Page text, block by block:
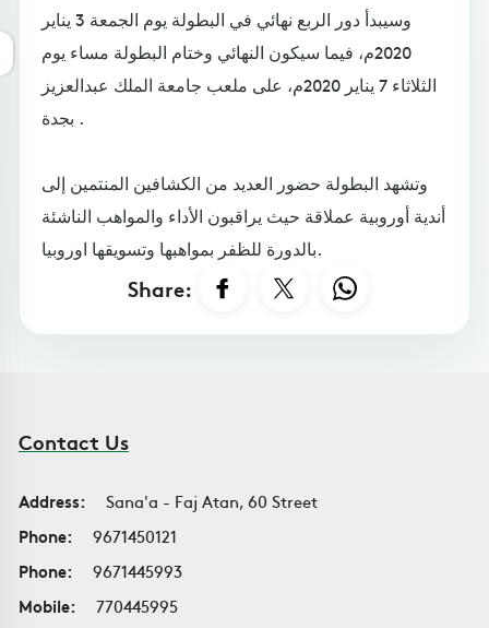
وسيبدأ دور الربع نهائي في البطولة يوم الجمعة 3 يناير
2020م، فيما سيكون النهائي وختام البطولة مساء يوم
الثلاثاء 7 يناير 2020م، على ملعب جامعة الملك عبدالعزيز
بجدة .
وتشهد البطولة حضور العديد من الكشافين المنتمين إلى
أندية أوروبية عملاقة حيث يراقبون الأداء والمواهب الناشئة
بالدورة للظفر بمواهبها وتسويقها اوروبيا.
Share:
Contact Us
Address:
Sana'a - Faj Atan, 60 Street
Phone:
9671450121
Phone:
9671445993
Mobile:
770445995